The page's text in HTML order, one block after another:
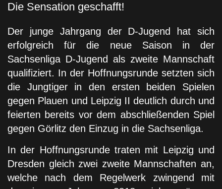
Die Sensation geschafft!
Der junge Jahrgang der D-Jugend hat sich
erfolgreich für die neue Saison in der
Sachsenliga D-Jugend als zweite Mannschaft
qualifiziert. In der Hoffnungsrunde setzten sich
die Jungtiger in den ersten beiden Spielen
gegen Plauen und Leipzig II deutlich durch und
feierten bereits vor dem abschließenden Spiel
gegen Görlitz den Einzug in die Sachsenliga.
In der Hoffnungsrunde traten mit Leipzig und
Dresden gleich zwei zweite Mannschaften an,
welche nach dem Regelwerk zwingend mit